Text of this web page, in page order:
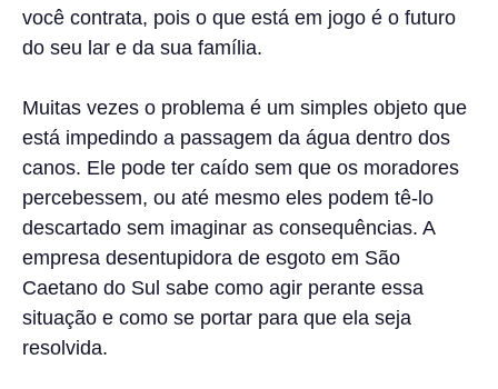
você contrata, pois o que está em jogo é o futuro
do seu lar e da sua família.
Muitas vezes o problema é um simples objeto que
está impedindo a passagem da água dentro dos
canos. Ele pode ter caído sem que os moradores
percebessem, ou até mesmo eles podem tê-lo
descartado sem imaginar as consequências. A
empresa desentupidora de esgoto em São
Caetano do Sul sabe como agir perante essa
situação e como se portar para que ela seja
resolvida.